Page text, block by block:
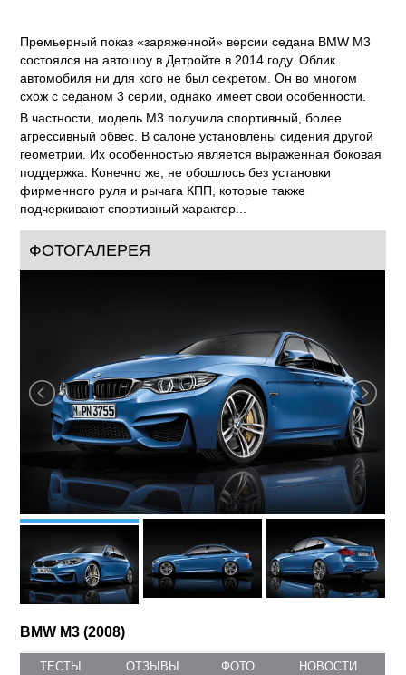
Премьерный показ «заряженной» версии седана BMW M3
состоялся на автошоу в Детройте в 2014 году. Облик
автомобиля ни для кого не был секретом. Он во многом
схож с седаном 3 серии, однако имеет свои особенности.
В частности, модель М3 получила спортивный, более
агрессивный обвес. В салоне установлены сидения другой
геометрии. Их особенностью является выраженная боковая
поддержка. Конечно же, не обошлось без установки
фирменного руля и рычага КПП, которые также
подчеркивают спортивный характер...
ФОТОГАЛЕРЕЯ
BMW M3 (2008)
ТЕСТЫ ОТЗЫВЫ ФОТО НОВОСТИ